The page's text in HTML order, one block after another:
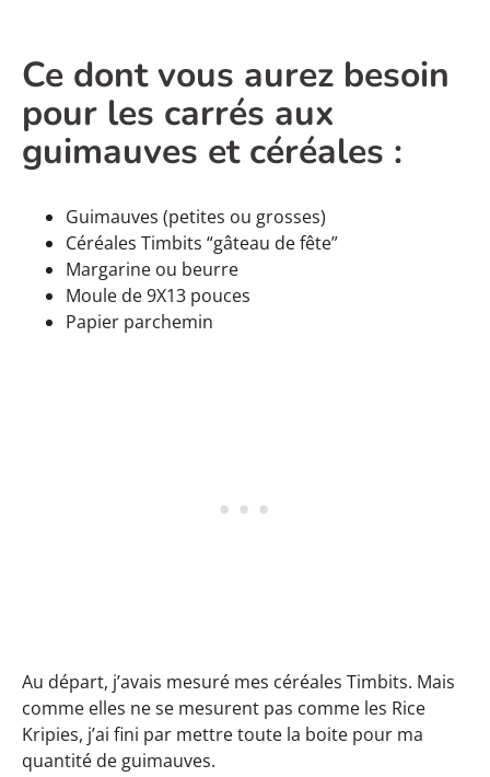
Ce dont vous aurez besoin
pour les carrés aux
guimauves et céréales :
Guimauves (petites ou grosses)
Céréales Timbits “gâteau de fête”
Margarine ou beurre
Moule de 9X13 pouces
Papier parchemin
Au départ, j’avais mesuré mes céréales Timbits. Mais
comme elles ne se mesurent pas comme les Rice
Kripies, j’ai fini par mettre toute la boite pour ma
quantité de guimauves.